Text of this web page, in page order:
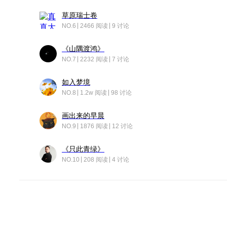
草原瑞士卷
NO.6 2466 阅读 9 讨论
《山隅渡鸿》
NO.7 2232 阅读 7 讨论
如入梦境
NO.8 1.2w 阅读 98 讨论
画出来的早晨
NO.9 1876 阅读 12 讨论
《只此青绿》
NO.10 208 阅读 4 讨论